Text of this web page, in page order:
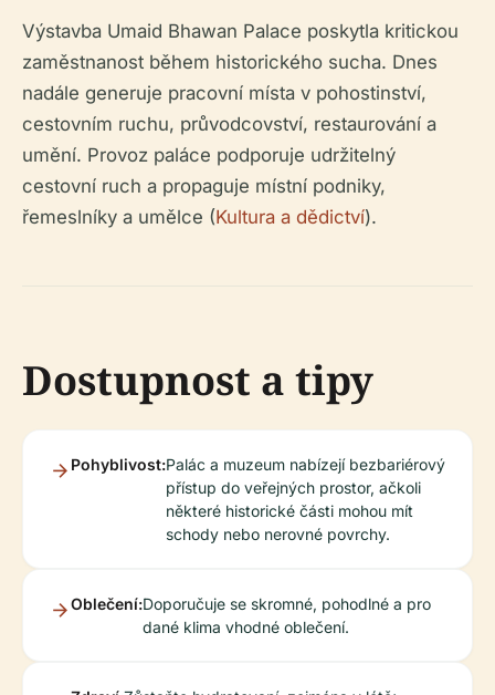
Výstavba Umaid Bhawan Palace poskytla kritickou
zaměstnanost během historického sucha. Dnes
nadále generuje pracovní místa v pohostinství,
cestovním ruchu, průvodcovství, restaurování a
umění. Provoz paláce podporuje udržitelný
cestovní ruch a propaguje místní podniky,
řemeslníky a umělce (Kultura a dědictví).
Dostupnost a tipy
Pohyblivost:Palác a muzeum nabízejí bezbariérový
přístup do veřejných prostor, ačkoli
některé historické části mohou mít
schody nebo nerovné povrchy.
Oblečení:Doporučuje se skromné, pohodlné a pro
dané klima vhodné oblečení.